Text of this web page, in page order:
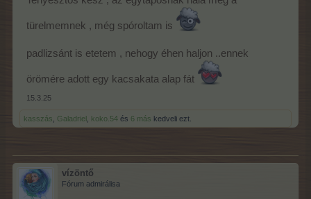
türelmemnek , még spóroltam is
padlizsánt is etetem , nehogy éhen haljon ..ennek
örömére adott egy kacsakata alap fát
15.3.25
kasszás Galadriel koko.54 és 6 más kedveli ezt.
vízöntő
Fórum admirálisa